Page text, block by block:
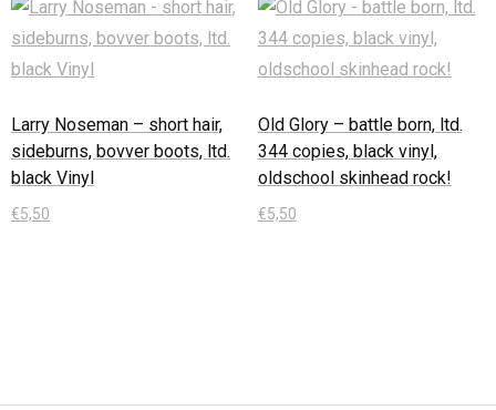
Larry Noseman – short hair,
sideburns, bovver boots, ltd.
black Vinyl
€5,50
Old Glory – battle born, ltd.
344 copies, black vinyl,
oldschool skinhead rock!
€5,50